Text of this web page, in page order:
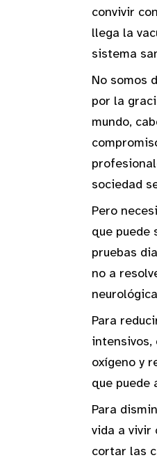
convivir
llega la
sistema
No somos
por la
mundo,
sociedad
Pero
que puede
pruebas
no a
Para
intensivos,
oxígeno y
que puede
Para
vida a vivir
cortar las